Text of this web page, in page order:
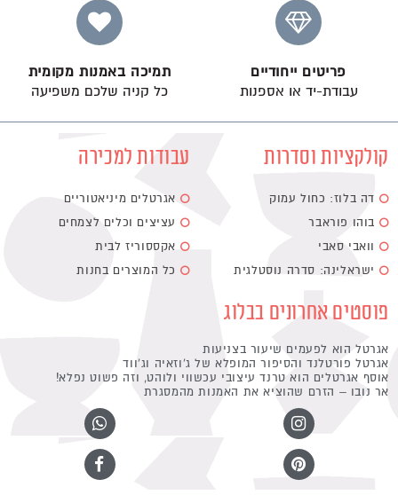
פריטים ייחודיים
עבודת-יד או אספנות
תמיכה באמנות מקומית
כל קניה שלכם משפיעה
קולקציות וסדרות
דה בלוז: כחול עמוק
בוהו פוראבר
וואבי סאבי
ישראלינה: סדרה נוסטלגית
עבודות למכירה
אגרטלים מיניאטוריים
עציצים וכלים לצמחים
אקססוריז לבית
כל המוצרים בחנות
פוסטים אחרונים בבלוג
אגרטל הוא לפעמים שיעור בצניעות
אגרטל פורטלנד והסיפור המופלא של ג'וזאיה וג'ווד
אוסף אגרטלים הוא טרנד עיצובי עכשווי ולוהט, וזה פשוט נפלא!
אר נובו – הזרם שהוציא את האמנות מהמסגרת